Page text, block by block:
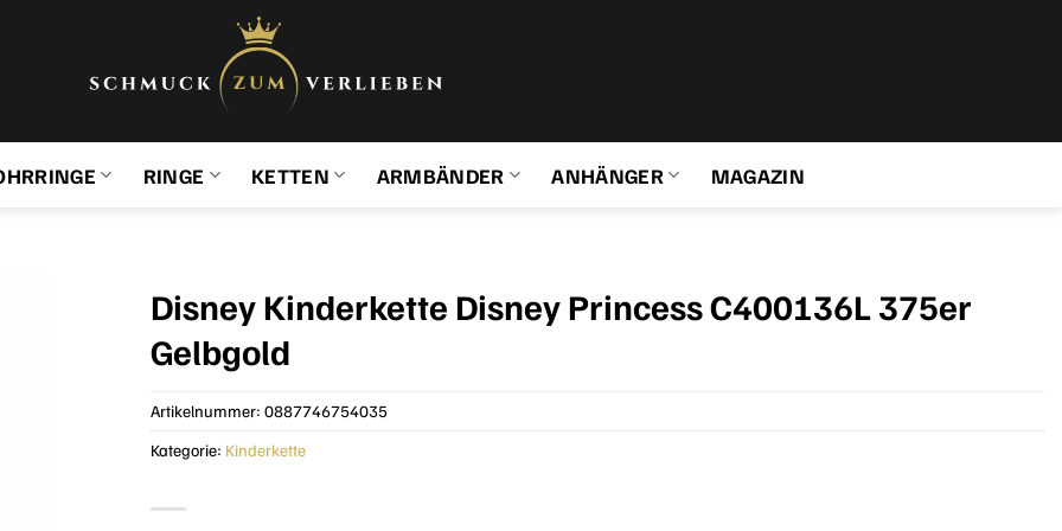
RINGE KETTEN ARMBÄNDER ANHÄNGER MAGAZIN
Disney Kinderkette Disney Princess C400136L 375er
Gelbgold
Artikelnummer: 0887746754035
Kategorie: Kinderkette